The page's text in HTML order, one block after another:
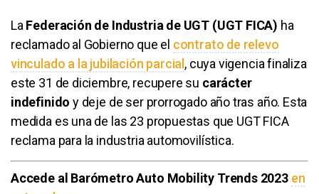
La Federación de Industria de UGT (UGT FICA) ha
reclamado al Gobierno que el contrato de relevo
vinculado a la jubilación parcial, cuya vigencia finaliza
este 31 de diciembre, recupere su carácter
indefinido y deje de ser prorrogado año tras año. Esta
medida es una de las 23 propuestas que UGT FICA
reclama para la industria automovilística.
Accede al Barómetro Auto Mobility Trends 2023 en